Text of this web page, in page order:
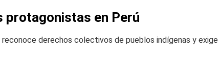
protagonistas en Perú
reconoce derechos colectivos de pueblos indígenas y exige